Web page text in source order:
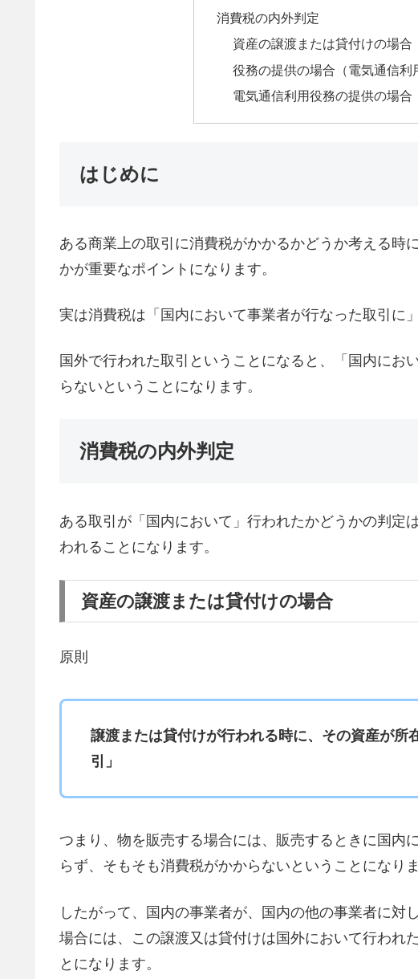
消費税の内外判定
資産の譲渡または貸付けの場合
役務の提供の場合（電気通信利
電気通信利用役務の提供の場合
はじめに
ある商業上の取引に消費税がかかるかどうか考える時
かが重要なポイントになります。
実は消費税は「国内において事業者が行なった取引に
国外で行われた取引ということになると、「国内にお
らないということになります。
消費税の内外判定
ある取引が「国内において」行われたかどうかの判定
われることになります。
資産の譲渡または貸付けの場合
原則
譲渡または貸付けが行われる時に、その資産が所
引」
つまり、物を販売する場合には、販売するときに国内
らず、そもそも消費税がかからないということになりま
したがって、国内の事業者が、国内の他の事業者に対し
場合には、この譲渡又は貸付けは国外において行われ
とになります。